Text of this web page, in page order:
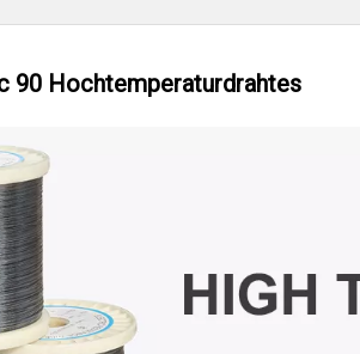
90 Hochtemperaturdrahtes